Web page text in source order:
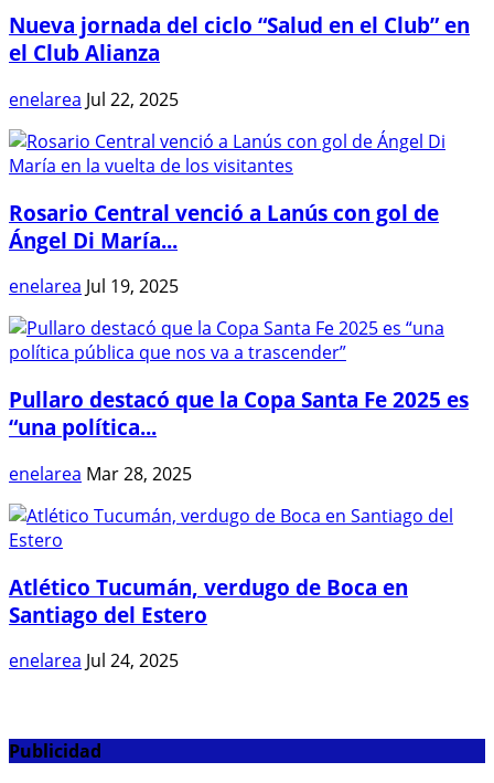
Nueva jornada del ciclo “Salud en el Club” en
el Club Alianza
enelarea Jul 22, 2025
Rosario Central venció a Lanús con gol de
Ángel Di María...
enelarea Jul 19, 2025
Pullaro destacó que la Copa Santa Fe 2025 es
“una política...
enelarea Mar 28, 2025
Atlético Tucumán, verdugo de Boca en
Santiago del Estero
enelarea Jul 24, 2025
Publicidad